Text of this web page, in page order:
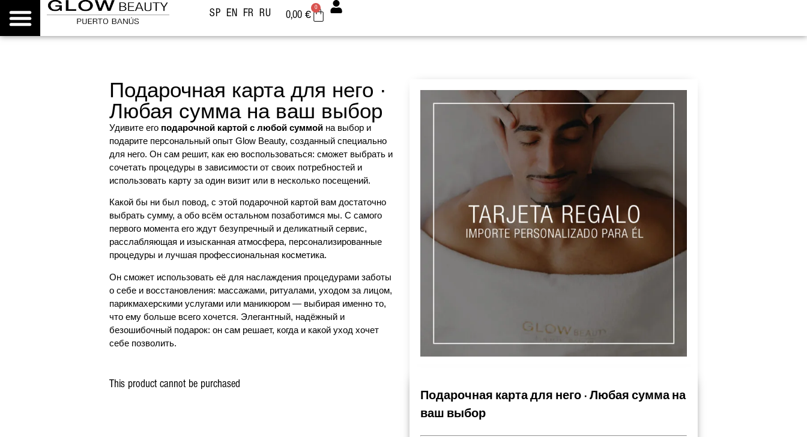
SP EN FR RU 0,00€
0
Подарочная карта для него ·
Любая сумма на ваш выбор
Удивите его подарочной картой с любой суммой на выбор и
подарите персональный опыт Glow Beauty, созданный специально
для него. Он сам решит, как ею воспользоваться: сможет выбрать и
сочетать процедуры в зависимости от своих потребностей и
использовать карту за один визит или в несколько посещений.
Какой бы ни был повод, с этой подарочной картой вам достаточно
выбрать сумму, а обо всём остальном позаботимся мы. С самого
первого момента его ждут безупречный и деликатный сервис,
расслабляющая и изысканная атмосфера, персонализированные
процедуры и лучшая профессиональная косметика.
Он сможет использовать её для наслаждения процедурами заботы
о себе и восстановления: массажами, ритуалами, уходом за лицом,
парикмахерскими услугами или маникюром — выбирая именно то,
что ему больше всего хочется. Элегантный, надёжный и
безошибочный подарок: он сам решает, когда и какой уход хочет
себе позволить.
This product cannot be purchased
Подарочная карта для него · Любая сумма на
ваш выбор